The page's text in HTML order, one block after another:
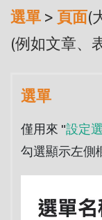
選單 > 頁面(
(例如文章、
選單
僅用來 "設定
勾選顯示左側